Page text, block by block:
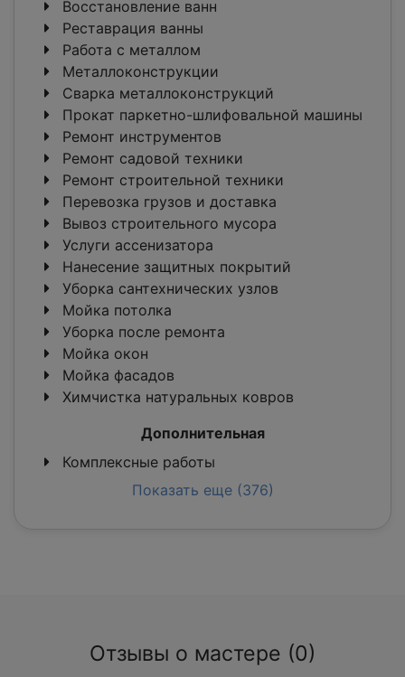
Восстановление ванн
Реставрация ванны
Работа с металлом
Металлоконструкции
Сварка металлоконструкций
Прокат паркетно-шлифовальной машины
Ремонт инструментов
Ремонт садовой техники
Ремонт строительной техники
Перевозка грузов и доставка
Вывоз строительного мусора
Услуги ассенизатора
Нанесение защитных покрытий
Уборка сантехнических узлов
Мойка потолка
Уборка после ремонта
Мойка окон
Мойка фасадов
Химчистка натуральных ковров
Дополнительная
Комплексные работы
Показать еще (376)
Отзывы о мастере (0)